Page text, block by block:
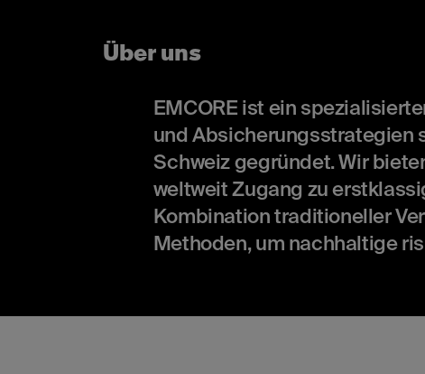
Über uns
EMCORE ist ein
und Absicherungsstrategien
Schweiz gegründet. Wir
weltweit Zugang zu
Kombination traditioneller
Methoden, um nachhaltige